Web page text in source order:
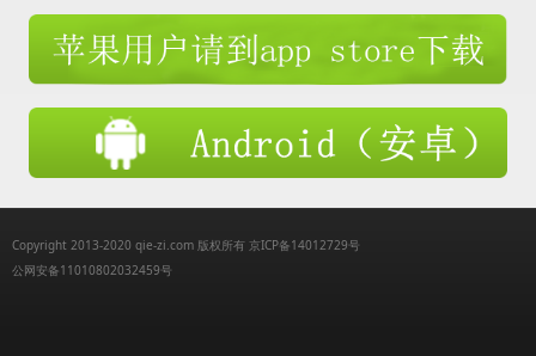
Copyright 2013-2020 qie-zi.com 版权所有 京ICP备14012729号
公网安备11010802032459号